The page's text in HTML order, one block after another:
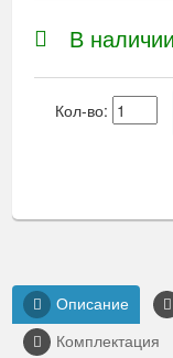
В наличии
Кол-во:
Описание
Комплектация